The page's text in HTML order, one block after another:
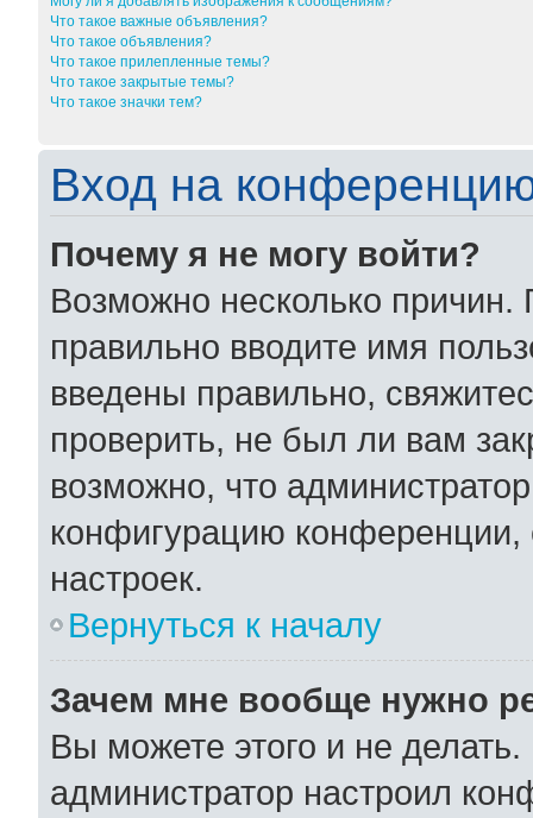
Что такое важные объявления?
Что такое объявления?
Что такое прилепленные темы?
Что такое закрытые темы?
Что такое значки тем?
Вход на
Почему я не могу войти?
Возможно несколько причин.
правильно вводите имя
введены правильно,
проверить, не был ли вам
возможно, что
конфигурацию конференции,
настроек.
Вернуться к началу
Зачем мне вообще нужно
Вы можете этого и не делать.
администратор настроил